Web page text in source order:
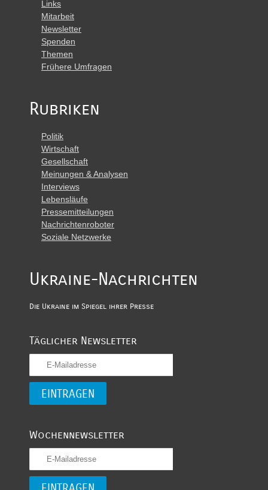
Links
Mitarbeit
Newsletter
Spenden
Themen
Frühere Umfragen
Rubriken
Politik
Wirtschaft
Gesellschaft
Meinungen & Analysen
Interviews
Lebensläufe
Pressemitteilungen
Nachrichtenroboter
Soziale Netzwerke
Ukraine-Nachrichten
Die Ukraine im Spiegel ihrer Presse
Täglicher Newsletter
Wochennewsletter